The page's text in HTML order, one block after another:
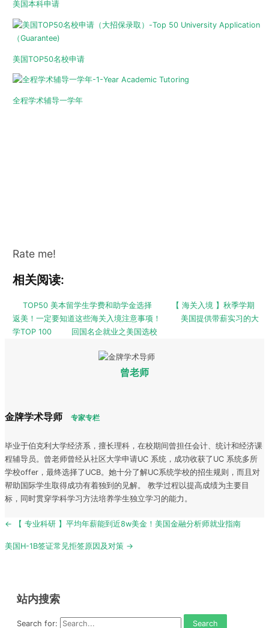
美国本科申请
美国TOP50名校申请
全程学术辅导一学年
Rate me!
相关阅读:
TOP50 美本留学生学费和助学金选择
【 海关入境 】秋季学期
返美！一定要知道这些海关入境注意事项！
美国提供带薪实习的大
学TOP 100
回国名企就业之美国选校
曾老师
金牌学术导师 专家专栏
毕业于伯克利大学经济系，擅长理科，在校期间曾担任会计、统计和经济课
程辅导员。曾老师曾经从社区大学申请UC 系统，成功收获了UC 系统多所
学校offer，最终选择了UCB。她十分了解UC系统学校的招生规则，而且对
帮助国际学生取得成功有着独到的见解。 教学过程以提高成绩为主要目
标，同时贯穿学科学习方法培养学生独立学习的能力。
Post
← 【 专业科研 】平均年薪能到近8w美金！美国金融分析师就业指南
美国H-1B签证常见拒签原因及对策 →
站内搜索
Search for: